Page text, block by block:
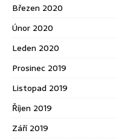
Březen 2020
Únor 2020
Leden 2020
Prosinec 2019
Listopad 2019
Říjen 2019
Září 2019